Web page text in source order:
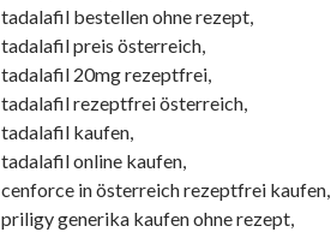
tadalafil bestellen ohne rezept,
tadalafil preis österreich,
tadalafil 20mg rezeptfrei,
tadalafil rezeptfrei österreich,
tadalafil kaufen,
tadalafil online kaufen,
cenforce in österreich rezeptfrei kaufen,
priligy generika kaufen ohne rezept,